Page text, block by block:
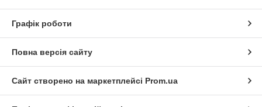
Графік роботи
Повна версія сайту
Сайт створено на маркетплейсі Prom.ua